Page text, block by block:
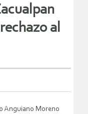
al
Anguiano Moreno